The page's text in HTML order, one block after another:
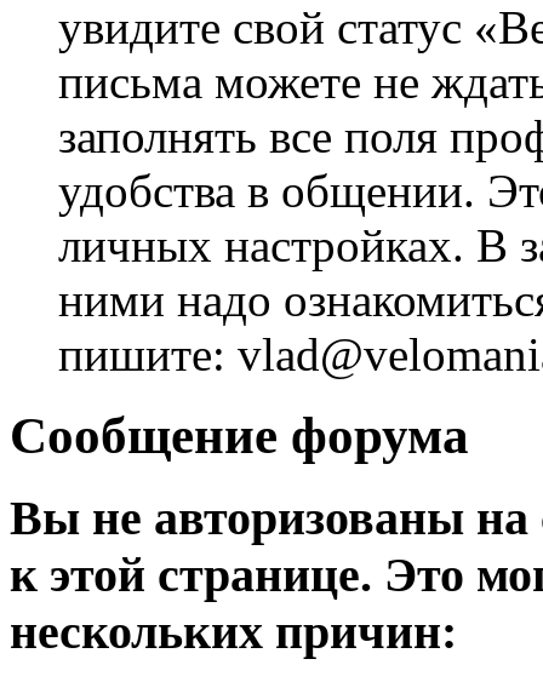
увидите свой статус
письма можете не
заполнять все поля
удобства в общении.
личных настройках. В
ними надо
пишите:
Сообщение форума
Вы не авторизованы на
к этой странице. Это
нескольких причин: